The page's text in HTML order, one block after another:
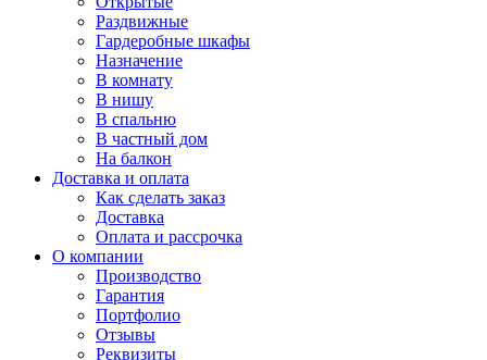
Раздвижные
Гардеробные шкафы
Назначение
В комнату
В нишу
В спальню
В частный дом
На балкон
Доставка и оплата
Как сделать заказ
Доставка
Оплата и рассрочка
О компании
Производство
Гарантия
Портфолио
Отзывы
Реквизиты